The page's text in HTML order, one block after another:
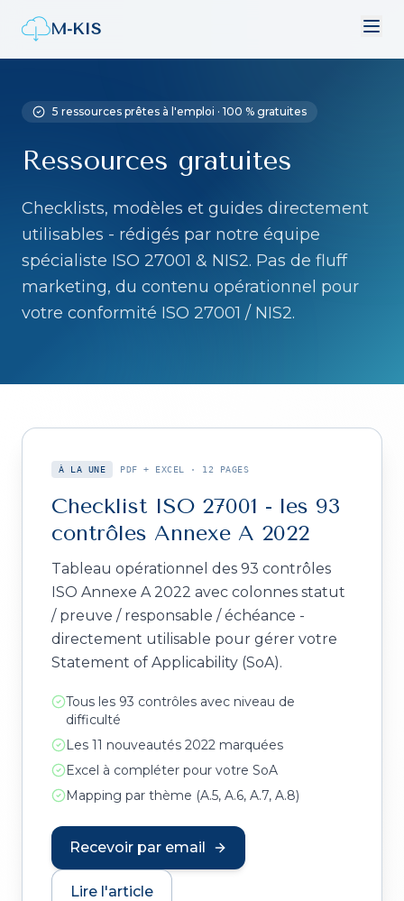
M-KIS
5 ressources prêtes à l'emploi · 100 % gratuites
Ressources gratuites
Checklists, modèles et guides directement
utilisables - rédigés par notre équipe
spécialiste ISO 27001 & NIS2. Pas de fluff
marketing, du contenu opérationnel pour
votre conformité ISO 27001 / NIS2.
À LA UNE PDF + EXCEL · 12 PAGES
Checklist ISO 27001 - les 93
contrôles Annexe A 2022
Tableau opérationnel des 93 contrôles
ISO Annexe A 2022 avec colonnes statut
/ preuve / responsable / échéance -
directement utilisable pour gérer votre
Statement of Applicability (SoA).
Tous les 93 contrôles avec niveau de
difficulté
Les 11 nouveautés 2022 marquées
Excel à compléter pour votre SoA
Mapping par thème (A.5, A.6, A.7, A.8)
Recevoir par email
Lire l'article